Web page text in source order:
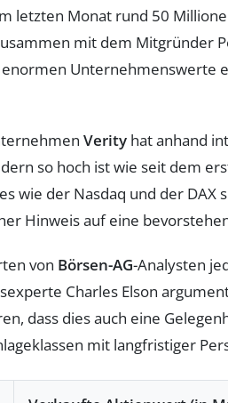
letzten Monat rund 50
mit dem Mitgründer
Unternehmenswerte
Verity hat anhand
so hoch ist wie seit dem
wie der Nasdaq und der
Hinweis auf eine
von Börsen-AG-Analysten
Charles Elson
dass dies auch eine
mit langfristiger